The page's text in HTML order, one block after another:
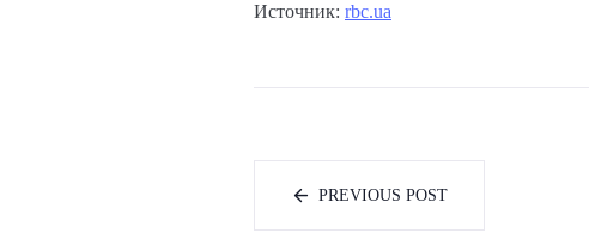
Источник: rbc.ua
PREVIOUS POST